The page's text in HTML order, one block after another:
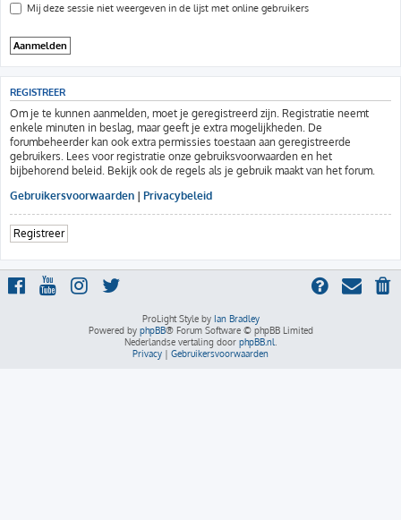
Mij deze sessie niet weergeven in de lijst met online gebruikers
REGISTREER
Om je te kunnen aanmelden, moet je geregistreerd zijn. Registratie neemt
enkele minuten in beslag, maar geeft je extra mogelijkheden. De
forumbeheerder kan ook extra permissies toestaan aan geregistreerde
gebruikers. Lees voor registratie onze gebruiksvoorwaarden en het
bijbehorend beleid. Bekijk ook de regels als je gebruik maakt van het forum.
Gebruikersvoorwaarden | Privacybeleid
Registreer
ProLight Style by Ian Bradley
Powered by phpBB® Forum Software © phpBB Limited
Nederlandse vertaling door phpBB.nl
Privacy | Gebruikersvoorwaarden